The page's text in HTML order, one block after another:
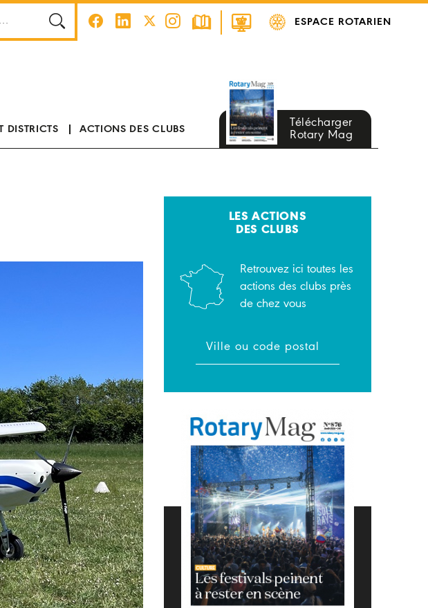
ESPACE ROTARIEN
DISTRICTS ACTIONS DES CLUBS
Télécharger
Rotary Mag
LES ACTIONS
DES CLUBS
Retrouvez ici toutes les
actions des clubs près
de chez vous